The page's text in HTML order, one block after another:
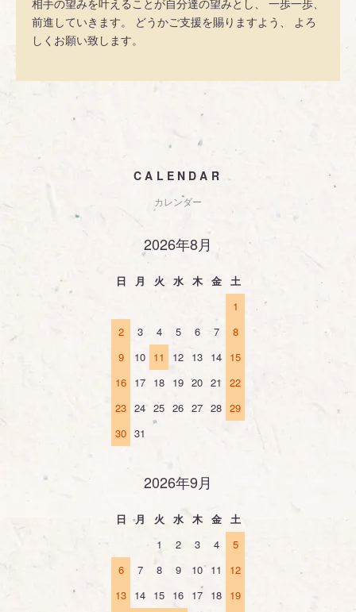
相手の望みを叶えることが自分達の望みとし、 一歩一歩、
前進していきます。 どうかご支援を賜りますよう、 よろ
しくお願い致します。
CALENDAR
カレンダー
2026年8月
日 月 火 水 木 金
土
1
2
3 4 5 6 7
8
9
10 11 12 13 14 15
16 17 18 19 20 21 22
23 24 25 26 27 28 29
30 31
2026年9月
日 月 火 水 木 金
土
1
2 3 4
5
6
7 8 9 10 11
12
13 14 15 16 17 18 19